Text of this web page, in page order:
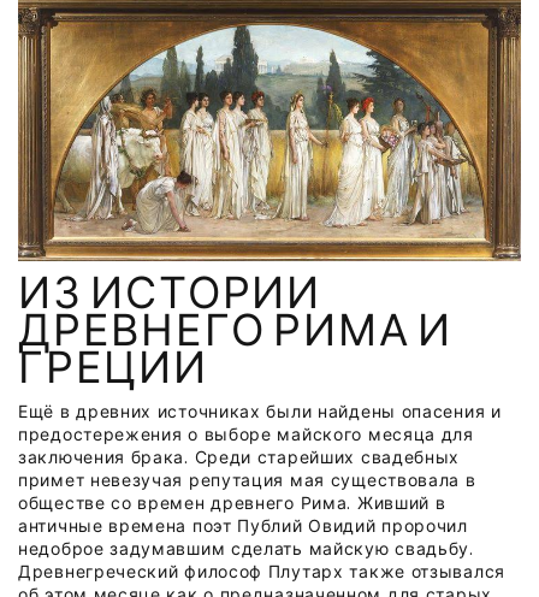
ИЗ ИСТОРИИ
ДРЕВНЕГО РИМА И
ГРЕЦИИ
Ещё в древних источниках были найдены опасения и
предостережения о выборе майского месяца для
заключения брака. Среди старейших свадебных
примет невезучая репутация мая существовала в
обществе со времен древнего Рима. Живший в
античные времена поэт Публий Овидий пророчил
недоброе задумавшим сделать майскую свадьбу.
Древнегреческий философ Плутарх также отзывался